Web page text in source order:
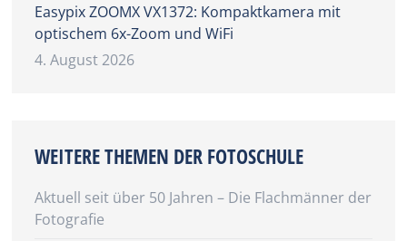
Easypix ZOOMX VX1372: Kompaktkamera mit
optischem 6x-Zoom und WiFi
4. August 2026
WEITERE THEMEN DER FOTOSCHULE
Aktuell seit über 50 Jahren – Die Flachmänner der
Fotografie